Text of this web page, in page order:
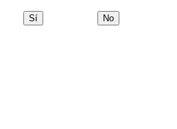
Sí No